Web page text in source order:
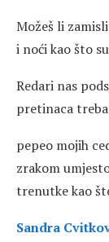
Možeš li
i noći kao što
Redari nas
pretinaca
pepeo mojih
zrakom
trenutke kao
Sandra